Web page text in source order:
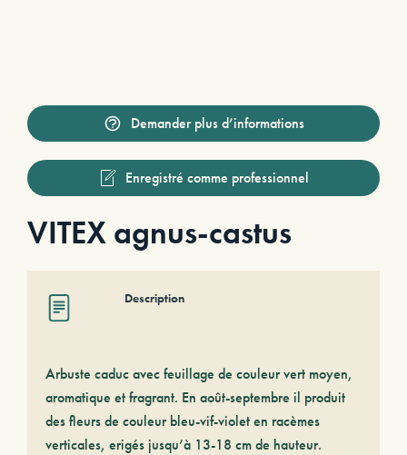
Demander plus d’informations
Enregistré comme professionnel
VITEX agnus-castus
Description
Arbuste caduc avec feuillage de couleur vert moyen,
aromatique et fragrant. En août-septembre il produit
des fleurs de couleur bleu-vif-violet en racèmes
verticales, erigés jusqu’à 13-18 cm de hauteur.